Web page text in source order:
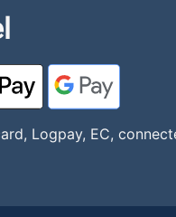
Logpay, EC,